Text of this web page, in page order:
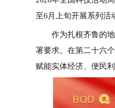
至6月上旬开展系列活
作为扎根齐鲁的
署要求。在第二十六
赋能实体经济、便民